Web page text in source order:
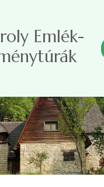
Emlék-